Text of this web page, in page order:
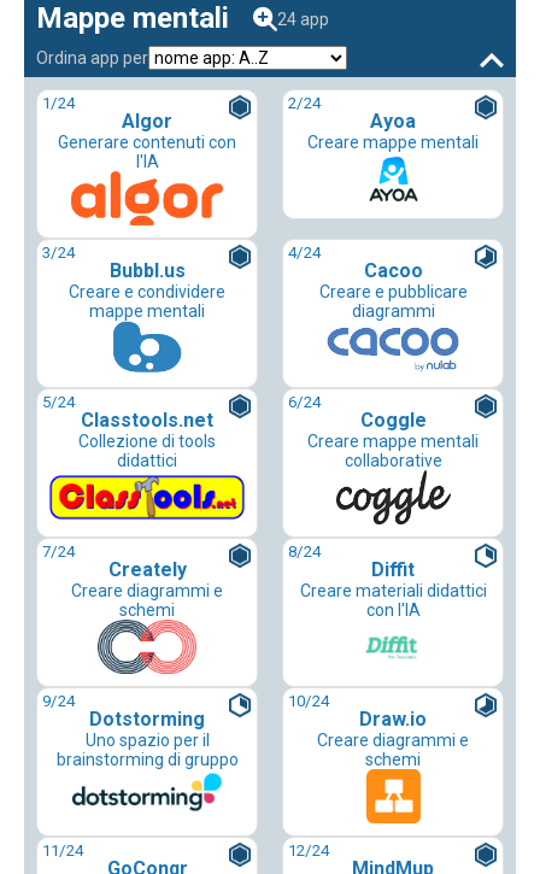
Mappe mentali
24 app
Ordina app per
1/24
Algor
Generare contenuti con
l'IA
2/24
Ayoa
Creare mappe mentali
3/24
Bubbl.us
Creare e condividere
mappe mentali
4/24
Cacoo
Creare e pubblicare
diagrammi
5/24
Classtools.net
Collezione di tools
didattici
6/24
Coggle
Creare mappe mentali
collaborative
7/24
Creately
Creare diagrammi e
schemi
8/24
Diffit
Creare materiali didattici
con l'IA
9/24
Dotstorming
Uno spazio per il
brainstorming di gruppo
10/24
Draw.io
Creare diagrammi e
schemi
11/24
GoConqr
12/24
MindMup